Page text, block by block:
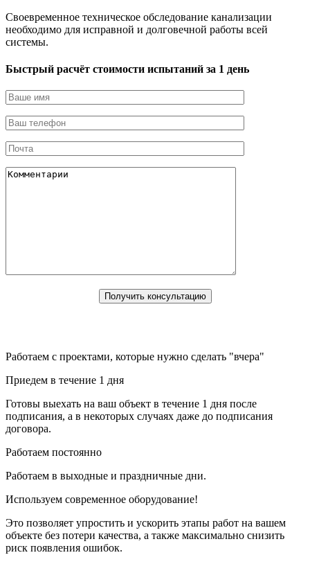
Своевременное техническое обследование канализации
необходимо для исправной и долговечной работы всей
системы.
Быстрый расчёт стоимости испытаний за 1 день
Работаем с проектами, которые нужно сделать "вчера"
Приедем в течение 1 дня
Готовы выехать на ваш объект в течение 1 дня после
подписания, а в некоторых случаях даже до подписания
договора.
Работаем постоянно
Работаем в выходные и праздничные дни.
Используем современное оборудование!
Это позволяет упростить и ускорить этапы работ на вашем
объекте без потери качества, а также максимально снизить
риск появления ошибок.